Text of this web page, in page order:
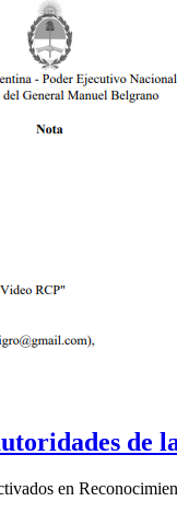
de
en